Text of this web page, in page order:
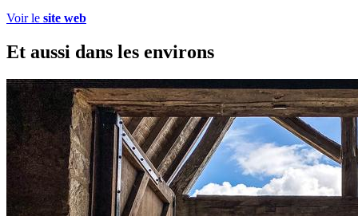
Voir le site web
Et aussi dans les environs